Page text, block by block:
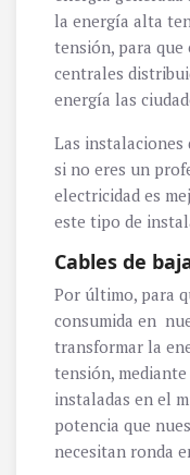
la energía alta
tensión, para que
centrales
energía las
Las instalaciones
si no eres un
electricidad es
este tipo de
Cables de
Por último, para
consumida en
transformar la
tensión,
instaladas en el
potencia que
necesitan ronda